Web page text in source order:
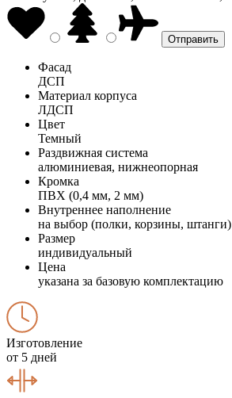
Фасад
ДСП
Материал корпуса
ЛДСП
Цвет
Темный
Раздвижная система
алюминиевая, нижнеопорная
Кромка
ПВХ (0,4 мм, 2 мм)
Внутреннее наполнение
на выбор (полки, корзины, штанги)
Размер
индивидуальный
Цена
указана за базовую комплектацию
Изготовление
от 5 дней